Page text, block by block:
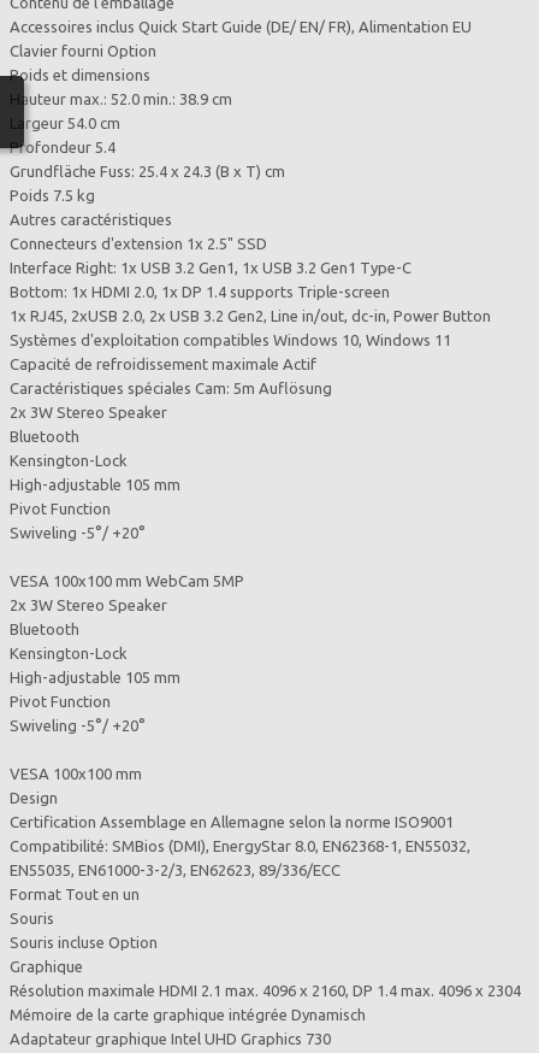
Accessoires inclus Quick Start Guide (DE/ EN/ FR), Alimentation EU
Clavier fourni Option
Poids et dimensions
Hauteur max.: 52.0 min.: 38.9 cm
Largeur 54.0 cm
Profondeur 5.4
Grundfläche Fuss: 25.4 x 24.3 (B x T) cm
Poids 7.5 kg
Autres caractéristiques
Connecteurs d'extension 1x 2.5" SSD
Interface Right: 1x USB 3.2 Gen1, 1x USB 3.2 Gen1 Type-C
Bottom: 1x HDMI 2.0, 1x DP 1.4 supports Triple-screen
1x RJ45, 2xUSB 2.0, 2x USB 3.2 Gen2, Line in/out, dc-in, Power Button
Systèmes d'exploitation compatibles Windows 10, Windows 11
Capacité de refroidissement maximale Actif
Caractéristiques spéciales Cam: 5m Auflösung
2x 3W Stereo Speaker
Bluetooth
Kensington-Lock
High-adjustable 105 mm
Pivot Function
Swiveling -5°/ +20°
VESA 100x100 mm WebCam 5MP
2x 3W Stereo Speaker
Bluetooth
Kensington-Lock
High-adjustable 105 mm
Pivot Function
Swiveling -5°/ +20°
VESA 100x100 mm
Design
Certification Assemblage en Allemagne selon la norme ISO9001
Compatibilité: SMBios (DMI), EnergyStar 8.0, EN62368-1, EN55032,
EN55035, EN61000-3-2/3, EN62623, 89/336/ECC
Format Tout en un
Souris
Souris incluse Option
Graphique
Résolution maximale HDMI 2.1 max. 4096 x 2160, DP 1.4 max. 4096 x 2304
Mémoire de la carte graphique intégrée Dynamisch
Adaptateur graphique Intel UHD Graphics 730